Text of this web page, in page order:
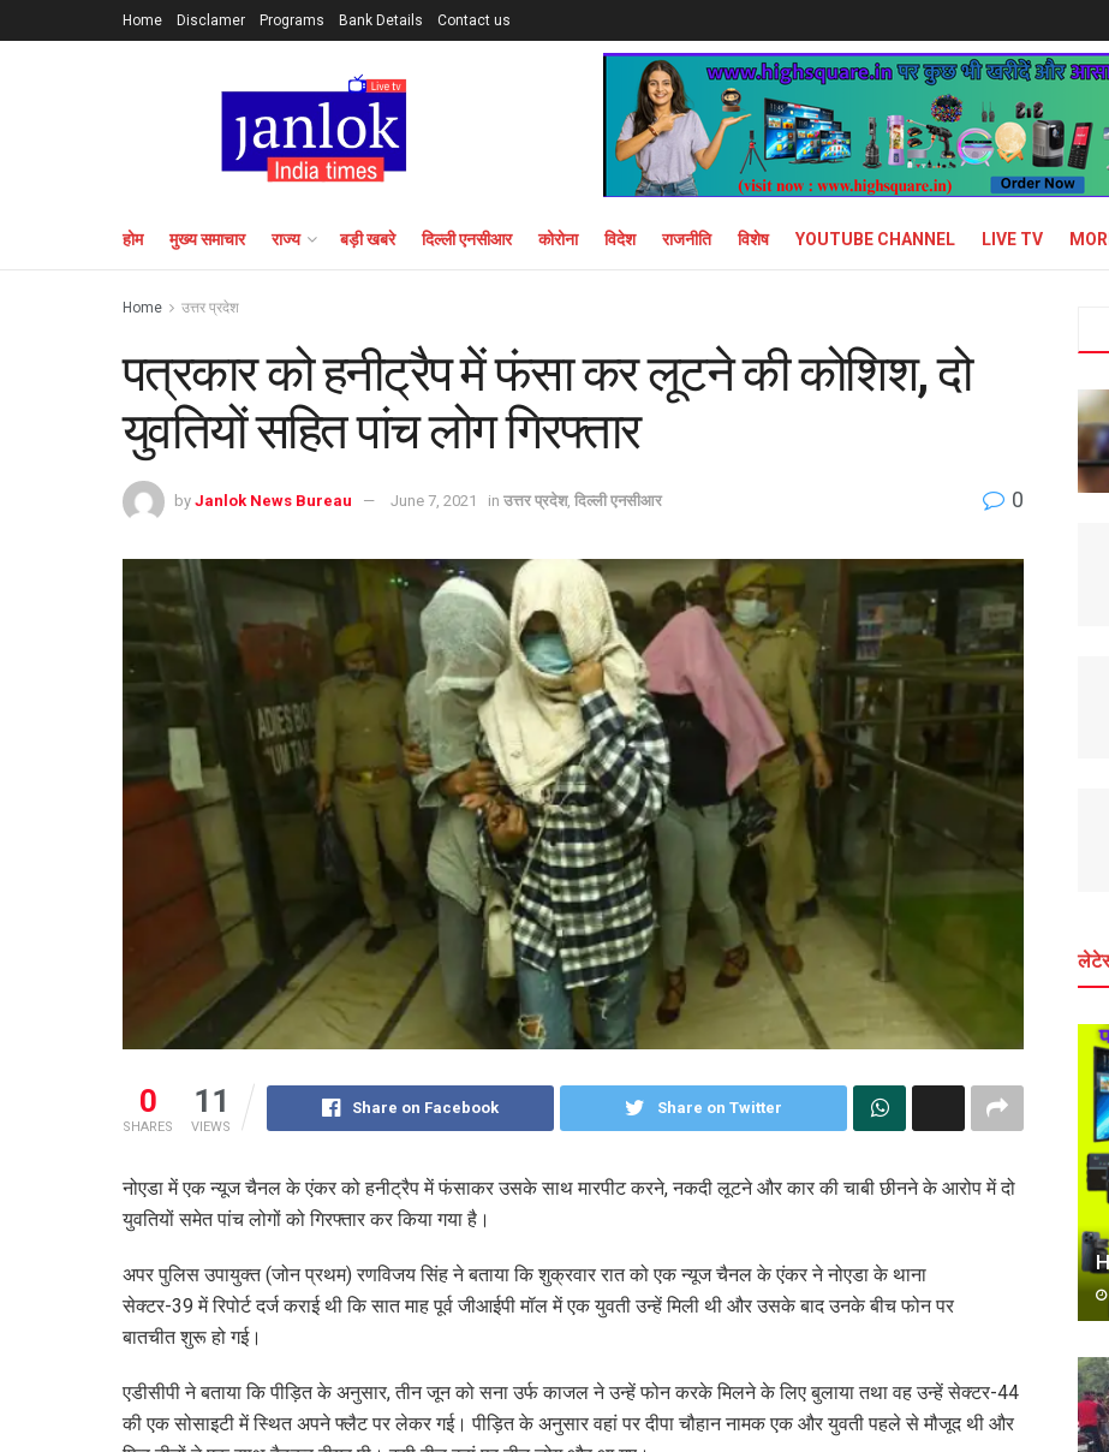
Home Disclamer Programs Bank Details Contact us
होम मुख्य समाचार राज्य बड़ी खबरे दिल्ली एनसीआर कोरोना विदेश राजनीति विशेष YOUTUBE CHANNEL LIVE TV
Home उत्तर प्रदेश
पत्रकार को हनीट्रैप में फंसा कर लूटने की कोशिश, दो
युवतियों सहित पांच लोग गिरफ्तार
by Janlok News Bureau June 7, 2021 in उत्तर प्रदेश, दिल्ली एनसीआर 0
0
SHARES
11
VIEWS
Share on Facebook Share on Twitter
नोएडा में एक न्यूज चैनल के एंकर को हनीट्रैप में फंसाकर उसके साथ मारपीट करने, नकदी लूटने और कार की चाबी छीनने के आरोप में दो
युवतियों समेत पांच लोगों को गिरफ्तार कर किया गया है।
अपर पुलिस उपायुक्त (जोन प्रथम) रणविजय सिंह ने बताया कि शुक्रवार रात को एक न्यूज चैनल के एंकर ने नोएडा के थाना
सेक्टर-39 में रिपोर्ट दर्ज कराई थी कि सात माह पूर्व जीआईपी मॉल में एक युवती उन्हें मिली थी और उसके बाद उनके बीच फोन पर
बातचीत शुरू हो गई।
एडीसीपी ने बताया कि पीड़ित के अनुसार, तीन जून को सना उर्फ काजल ने उन्हें फोन करके मिलने के लिए बुलाया तथा वह उन्हें सेक्टर-44
की एक सोसाइटी में स्थित अपने फ्लैट पर लेकर गई। पीड़ित के अनुसार वहां पर दीपा चौहान नामक एक और युवती पहले से मौजूद थी और